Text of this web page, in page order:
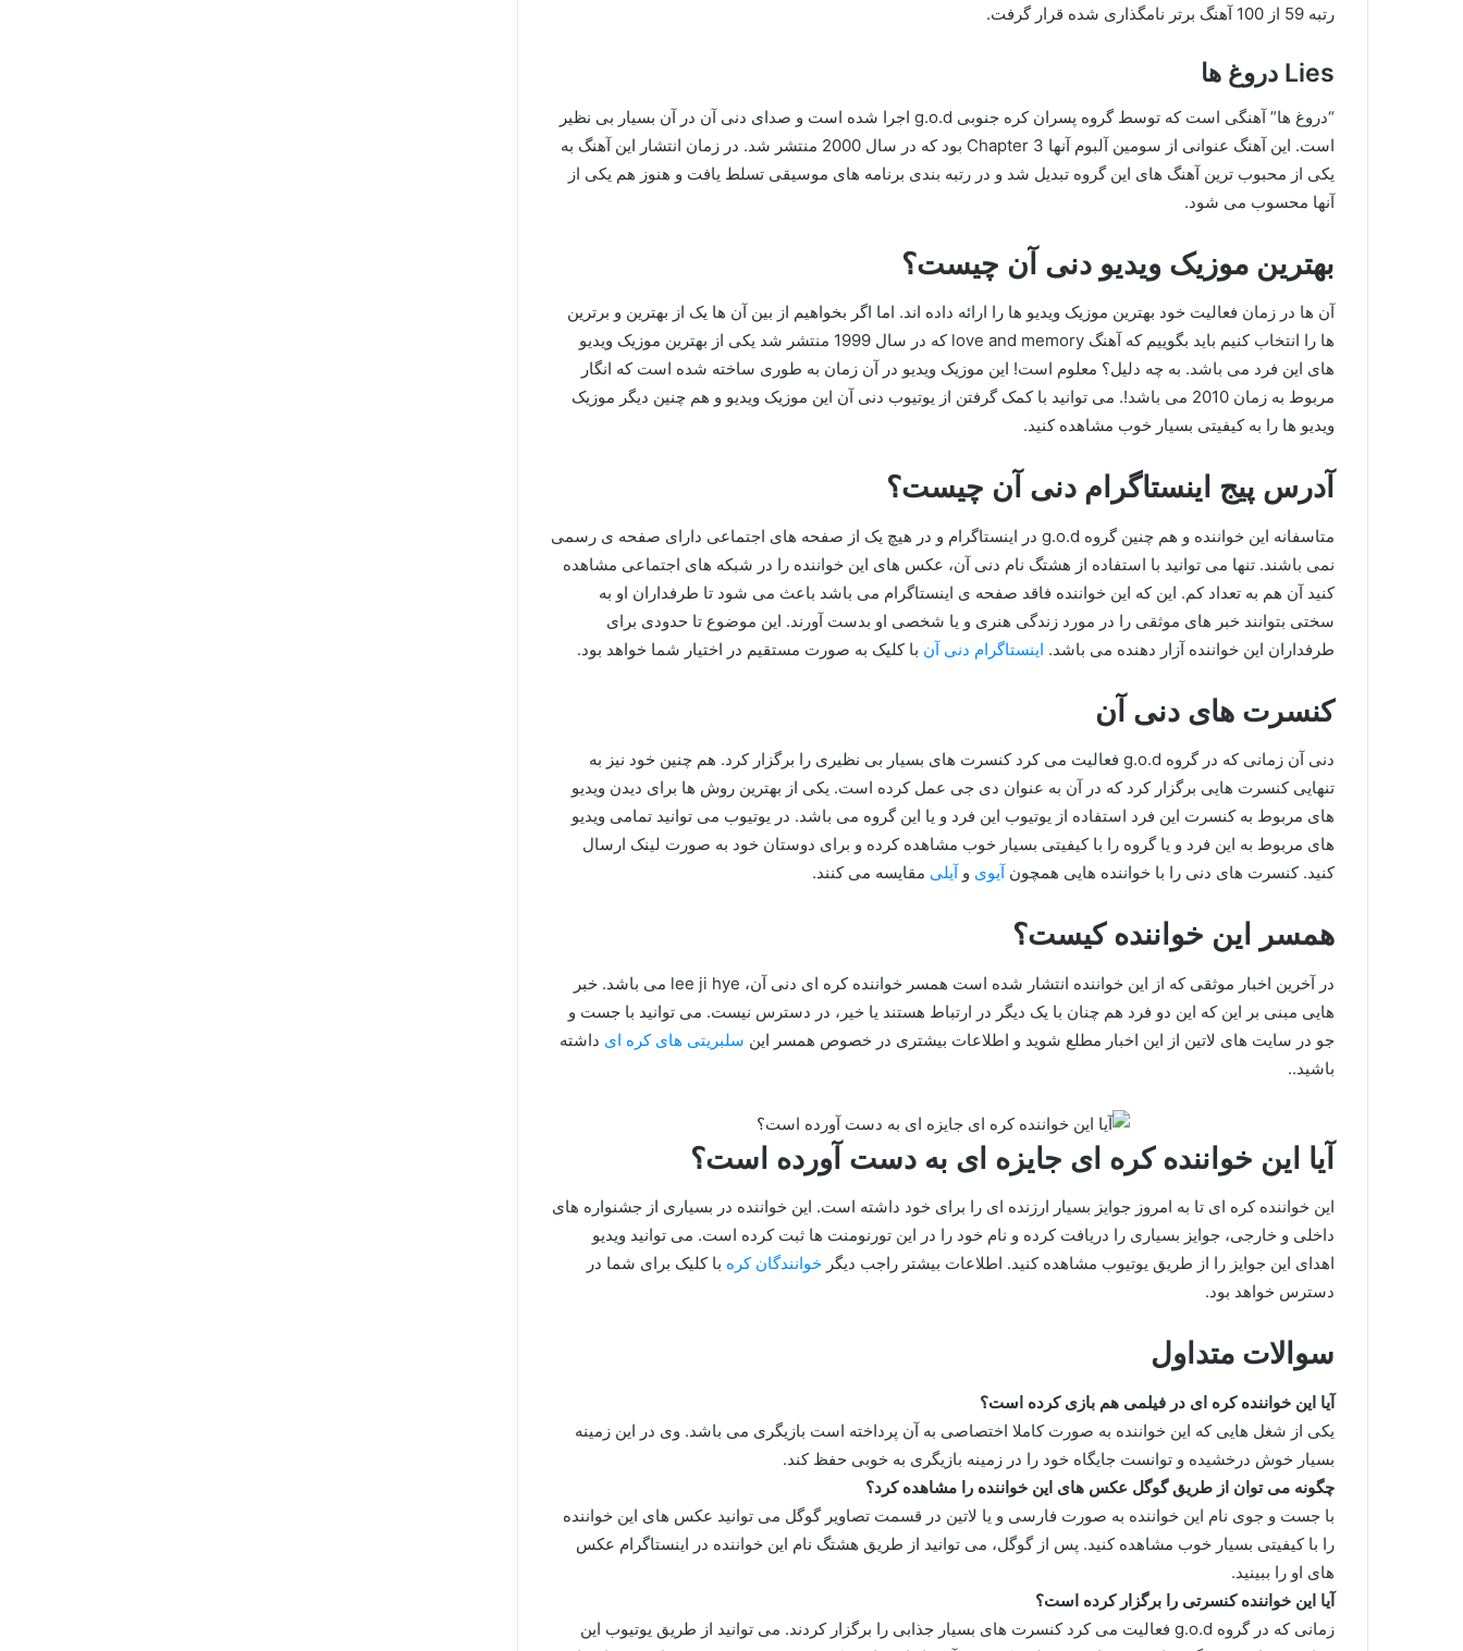
رتبه 59 از 100 آهنگ برتر نامگذاری شده قرار گرفت.
Lies دروغ ها
“دروغ ها” آهنگی است که توسط گروه پسران کره جنوبی g.o.d اجرا شده است و صدای دنی آن در آن بسیار بی نظیر
است. این آهنگ عنوانی از سومین آلبوم آنها Chapter 3 بود که در سال 2000 منتشر شد. در زمان انتشار این آهنگ به
یکی از محبوب ترین آهنگ های این گروه تبدیل شد و در رتبه بندی برنامه های موسیقی تسلط یافت و هنوز هم یکی از
آنها محسوب می شود.
بهترین موزیک ویدیو دنی آن چیست؟
آن ها در زمان فعالیت خود بهترین موزیک ویدیو ها را ارائه داده اند. اما اگر بخواهیم از بین آن ها یک از بهترین و برترین
ها را انتخاب کنیم باید بگوییم که آهنگ love and memory که در سال 1999 منتشر شد یکی از بهترین موزیک ویدیو
های این فرد می باشد. به چه دلیل؟ معلوم است! این موزیک ویدیو در آن زمان به طوری ساخته شده است که انگار
مربوط به زمان 2010 می باشد!. می توانید با کمک گرفتن از یوتیوب دنی آن این موزیک ویدیو و هم چنین دیگر موزیک
ویدیو ها را به کیفیتی بسیار خوب مشاهده کنید.
آدرس پیج اینستاگرام دنی آن چیست؟
متاسفانه این خواننده و هم چنین گروه g.o.d در اینستاگرام و در هیچ یک از صفحه های اجتماعی دارای صفحه ی رسمی
نمی باشند. تنها می توانید با استفاده از هشتگ نام دنی آن، عکس های این خواننده را در شبکه های اجتماعی مشاهده
کنید آن هم به تعداد کم. این که این خواننده فاقد صفحه ی اینستاگرام می باشد باعث می شود تا طرفداران او به
سختی بتوانند خبر های موثقی را در مورد زندگی هنری و یا شخصی او بدست آورند. این موضوع تا حدودی برای
طرفداران این خواننده آزار دهنده می باشد. اینستاگرام دنی آن با کلیک به صورت مستقیم در اختیار شما خواهد بود.
کنسرت های دنی آن
دنی آن زمانی که در گروه g.o.d فعالیت می کرد کنسرت های بسیار بی نظیری را برگزار کرد. هم چنین خود نیز به
تنهایی کنسرت هایی برگزار کرد که در آن به عنوان دی جی عمل کرده است. یکی از بهترین روش ها برای دیدن ویدیو
های مربوط به کنسرت این فرد استفاده از یوتیوب این فرد و یا این گروه می باشد. در یوتیوب می توانید تمامی ویدیو
های مربوط به این فرد و یا گروه را با کیفیتی بسیار خوب مشاهده کرده و برای دوستان خود به صورت لینک ارسال
کنید. کنسرت های دنی را با خواننده هایی همچونآیوی وآیلی مقایسه می کنند.
همسر این خواننده کیست؟
در آخرین اخبار موثقی که از این خواننده انتشار شده است همسر خواننده کره ای دنی آن، lee ji hye می باشد. خبر
هایی مبنی بر این که این دو فرد هم چنان با یک دیگر در ارتباط هستند یا خیر، در دسترس نیست. می توانید با جست و
جو در سایت های لاتین از این اخبار مطلع شوید و اطلاعات بیشتری در خصوص همسر این سلبریتی های کره ای داشته
باشید..
آیا این خواننده کره ای جایزه ای به دست آورده است؟
این خواننده کره ای تا به امروز جوایز بسیار ارزنده ای را برای خود داشته است. این خواننده در بسیاری از جشنواره های
داخلی و خارجی، جوایز بسیاری را دریافت کرده و نام خود را در این تورنومنت ها ثبت کرده است. می توانید ویدیو
اهدای این جوایز را از طریق یوتیوب مشاهده کنید. اطلاعات بیشتر راجب دیگر خوانندگان کره با کلیک برای شما در
دسترس خواهد بود.
سوالات متداول
آیا این خواننده کره ای در فیلمی هم بازی کرده است؟
یکی از شغل هایی که این خواننده به صورت کاملا اختصاصی به آن پرداخته است بازیگری می باشد. وی در این زمینه
بسیار خوش درخشیده و توانست جایگاه خود را در زمینه بازیگری به خوبی حفظ کند.
چگونه می توان از طریق گوگل عکس های این خواننده را مشاهده کرد؟
با جست و جوی نام این خواننده به صورت فارسی و یا لاتین در قسمت تصاویر گوگل می توانید عکس های این خواننده
را با کیفیتی بسیار خوب مشاهده کنید. پس از گوگل، می توانید از طریق هشتگ نام این خواننده در اینستاگرام عکس
های او را ببینید.
آیا این خواننده کنسرتی را برگزار کرده است؟
زمانی که در گروه g.o.d فعالیت می کرد کنسرت های بسیار جذابی را برگزار کردند. می توانید از طریق یوتیوب این